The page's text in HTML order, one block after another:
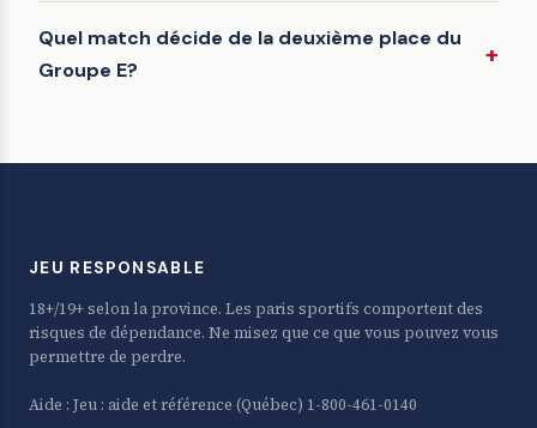
Quel match décide de la deuxième place du
Groupe E?
JEU RESPONSABLE
18+/19+ selon la province. Les paris sportifs comportent des
risques de dépendance. Ne misez que ce que vous pouvez vous
permettre de perdre.
Aide : Jeu : aide et référence (Québec) 1-800-461-0140